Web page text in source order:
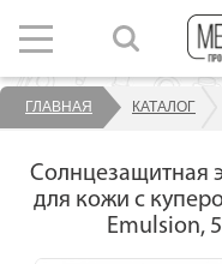
ГЛАВНАЯ КАТАЛОГ
Солнцезащитная
для кожи c
Emulsion,